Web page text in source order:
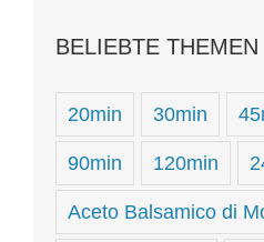
BELIEBTE THEMEN
20min 30min
90min 120min
Aceto Balsamico di